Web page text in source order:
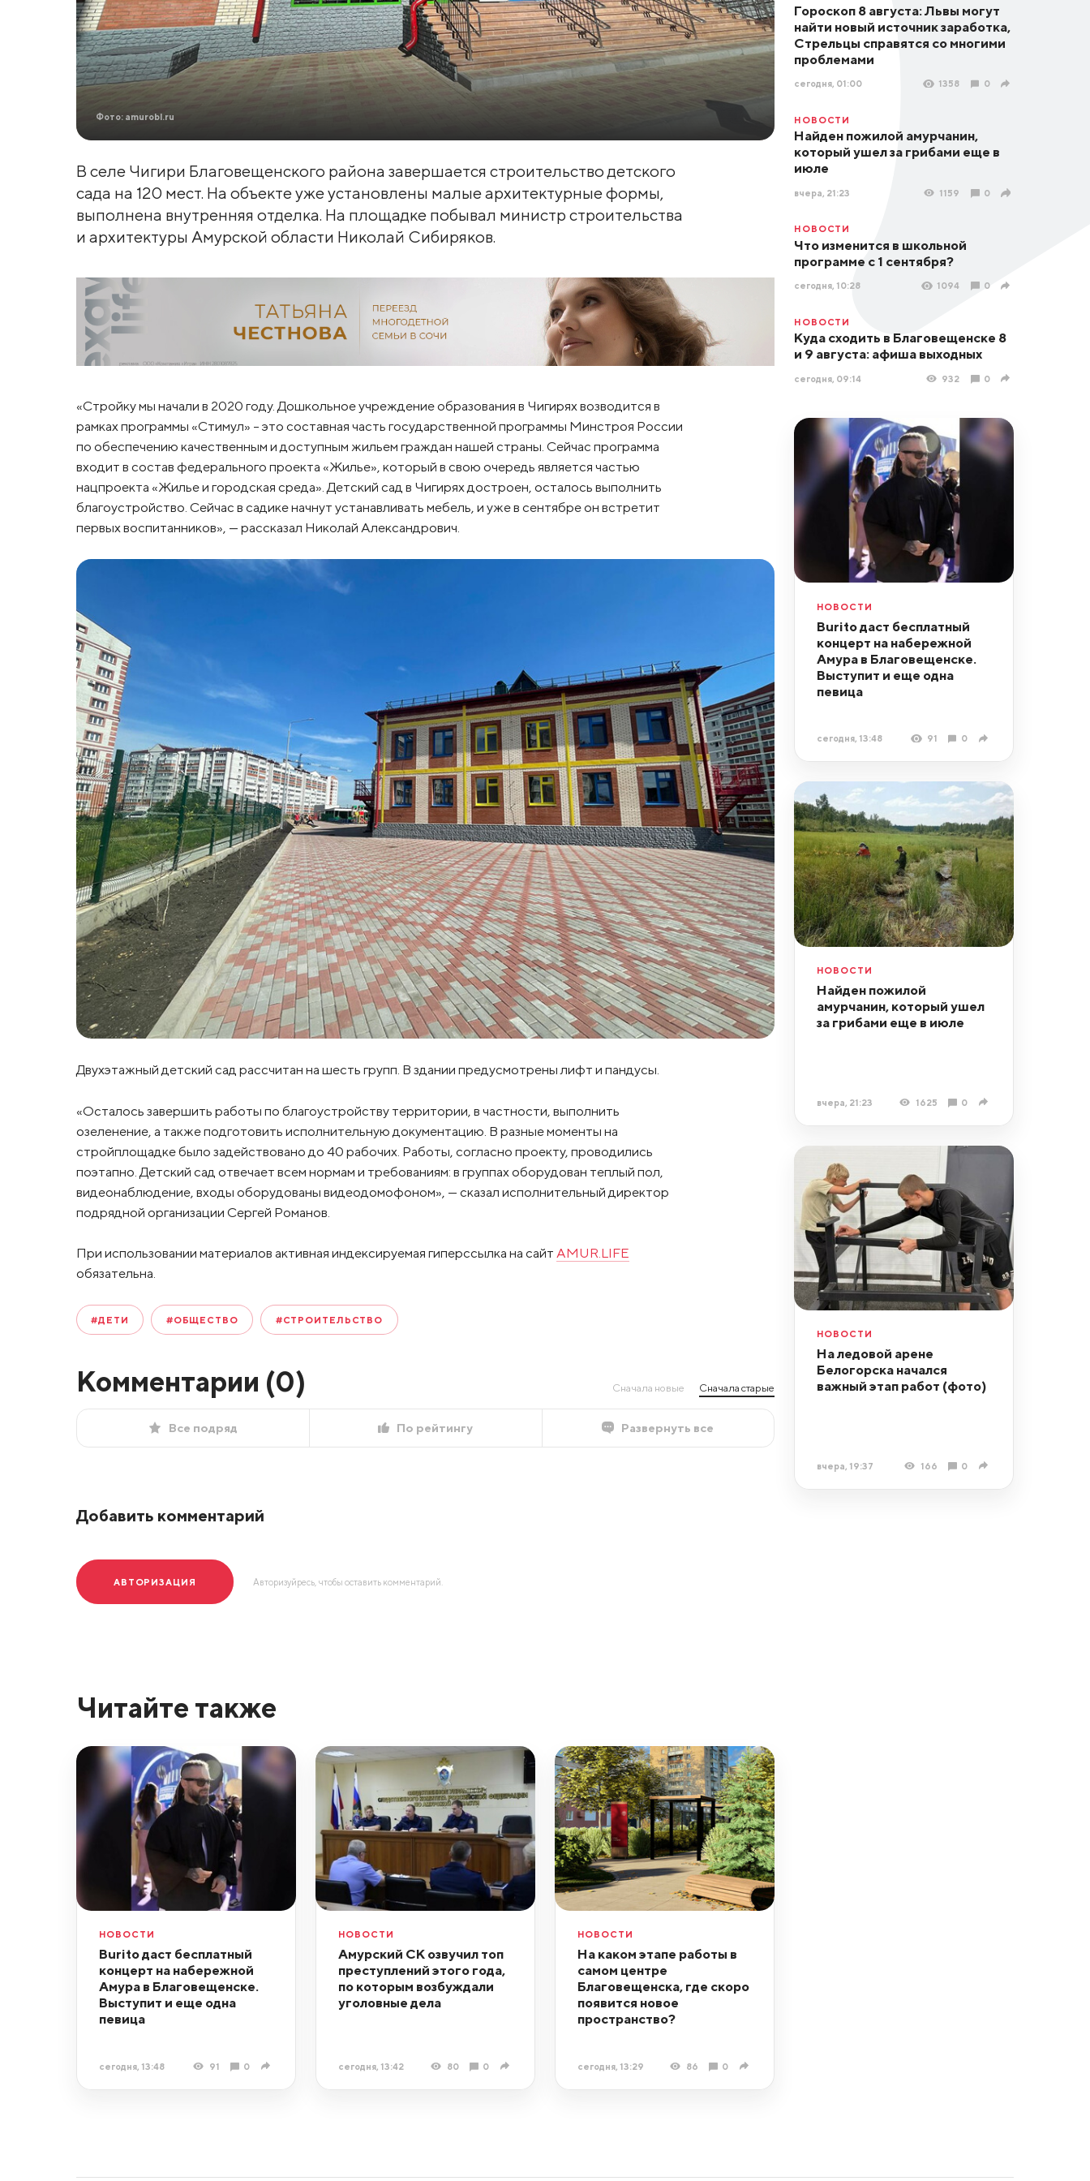
Фото: amurobl.ru
В селе Чигири Благовещенского района завершается строительство детского
сада на 120 мест. На объекте уже установлены малые архитектурные формы,
выполнена внутренняя отделка. На площадке побывал министр строительства
и архитектуры Амурской области Николай Сибиряков.
«Стройку мы начали в 2020 году. Дошкольное учреждение образования в Чигирях возводится в
рамках программы «Стимул» – это составная часть государственной программы Минстроя России
по обеспечению качественным и доступным жильем граждан нашей страны. Сейчас программа
входит в состав федерального проекта «Жилье», который в свою очередь является частью
нацпроекта «Жилье и городская среда». Детский сад в Чигирях достроен, осталось выполнить
благоустройство. Сейчас в садике начнут устанавливать мебель, и уже в сентябре он встретит
первых воспитанников», — рассказал Николай Александрович.
Двухэтажный детский сад рассчитан на шесть групп. В здании предусмотрены лифт и пандусы.
«Осталось завершить работы по благоустройству территории, в частности, выполнить
озеленение, а также подготовить исполнительную документацию. В разные моменты на
стройплощадке было задействовано до 40 рабочих. Работы, согласно проекту, проводились
поэтапно. Детский сад отвечает всем нормам и требованиям: в группах оборудован теплый пол,
видеонаблюдение, входы оборудованы видеодомофоном», — сказал исполнительный директор
подрядной организации Сергей Романов.
При использовании материалов активная индексируемая гиперссылка на сайт AMUR.LIFE
обязательна.
#ДЕТИ #ОБЩЕСТВО #СТРОИТЕЛЬСТВО
Комментарии (0) Сначала новые Сначала старые
Все подряд По рейтингу Развернуть все
Добавить комментарий
АВТОРИЗАЦИЯ Авторизуйресь, чтобы оставить комментарий.
Гороскоп 8 августа: Львы могут
найти новый источник заработка,
Стрельцы справятся со многими
проблемами
сегодня, 01:00 1358 0
НОВОСТИ
Найден пожилой амурчанин,
который ушел за грибами еще в
июле
вчера, 21:23 1159 0
НОВОСТИ
Что изменится в школьной
программе с 1 сентября?
сегодня, 10:28 1094 0
НОВОСТИ
Куда сходить в Благовещенске 8
и 9 августа: афиша выходных
сегодня, 09:14 932 0
НОВОСТИ
Burito даст бесплатный
концерт на набережной
Амура в Благовещенске.
Выступит и еще одна
певица
сегодня, 13:48 91 0
НОВОСТИ
Найден пожилой
амурчанин, который ушел
за грибами еще в июле
вчера, 21:23 1625 0
НОВОСТИ
На ледовой арене
Белогорска начался
важный этап работ (фото)
вчера, 19:37 166 0
Читайте также
НОВОСТИ
Burito даст бесплатный
концерт на набережной
Амура в Благовещенске.
Выступит и еще одна
певица
сегодня, 13:48 91 0
НОВОСТИ
Амурский СК озвучил топ
преступлений этого года,
по которым возбуждали
уголовные дела
сегодня, 13:42 80 0
НОВОСТИ
На каком этапе работы в
самом центре
Благовещенска, где скоро
появится новое
пространство?
сегодня, 13:29 86 0